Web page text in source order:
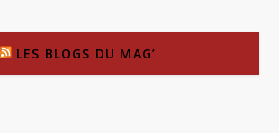
LES BLOGS DU MAG’